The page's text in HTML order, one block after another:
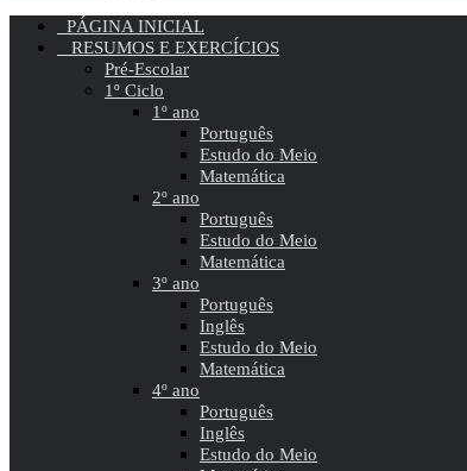
PÁGINA INICIAL
RESUMOS E EXERCÍCIOS
Pré-Escolar
1º Ciclo
1º ano
Português
Estudo do Meio
Matemática
2º ano
Português
Estudo do Meio
Matemática
3º ano
Português
Inglês
Estudo do Meio
Matemática
4º ano
Português
Inglês
Estudo do Meio